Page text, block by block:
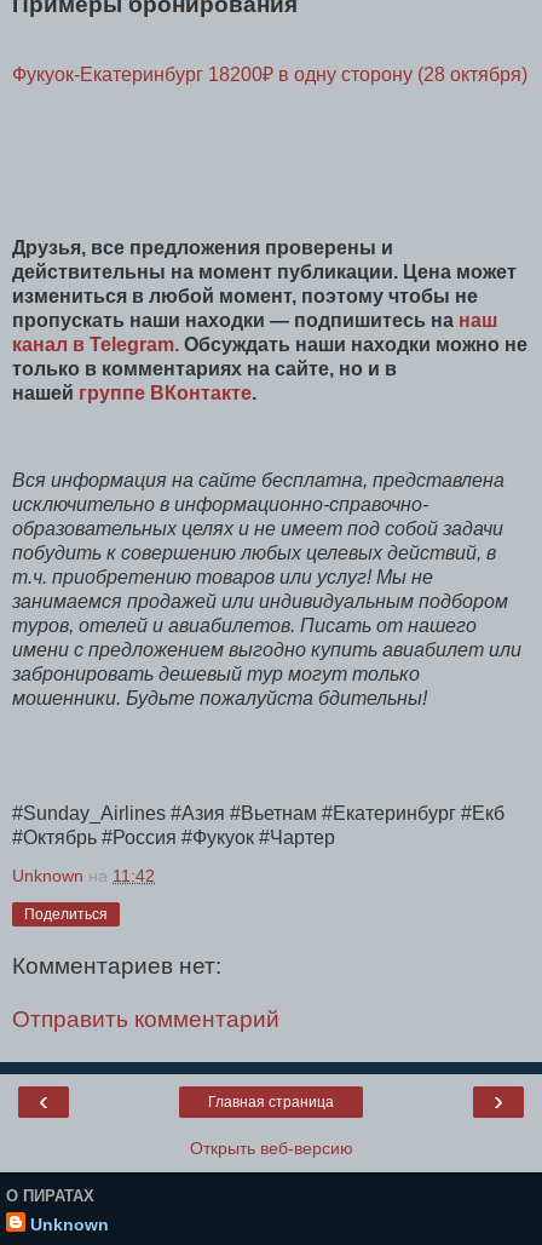
Фукуок-Екатеринбург 18200₽ в одну сторону (28 октября)
Друзья, все предложения проверены и
действительны на момент публикации. Цена может
измениться в любой момент, поэтому чтобы не
пропускать наши находки — подпишитесь на наш
канал в Telegram. Обсуждать наши находки можно не
только в комментариях на сайте, но и в
нашей группе ВКонтакте.
Вся информация на сайте бесплатна, представлена
исключительно в информационно-справочно-
образовательных целях и не имеет под собой задачи
побудить к совершению любых целевых действий, в
т.ч. приобретению товаров или услуг! Мы не
занимаемся продажей или индивидуальным подбором
туров, отелей и авиабилетов. Писать от нашего
имени с предложением выгодно купить авиабилет или
забронировать дешевый тур могут только
мошенники. Будьте пожалуйста бдительны!
#Sunday_Airlines #Азия #Вьетнам #Екатеринбург #Екб
#Октябрь #Россия #Фукуок #Чартер
Unknown на 11:42
Поделиться
Комментариев нет:
Отправить комментарий
‹ ›
Главная страница
Открыть веб-версию
О ПИРАТАХ
Unknown